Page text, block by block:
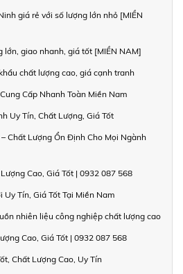
giá rẻ với số lượng lớn nhỏ [MIỀN
lớn, giao nhanh, giá tốt [MIỀN NAM]
chất lượng cao, giá cạnh tranh
Cấp Nhanh Toàn Miền Nam
Uy Tín, Chất Lượng, Giá Tốt
Chất Lượng Ổn Định Cho Mọi Ngành
Cao, Giá Tốt | 0932 087 568
Tín, Giá Tốt Tại Miền Nam
nhiên liệu công nghiệp chất lượng cao
Cao, Giá Tốt | 0932 087 568
Chất Lượng Cao, Uy Tín